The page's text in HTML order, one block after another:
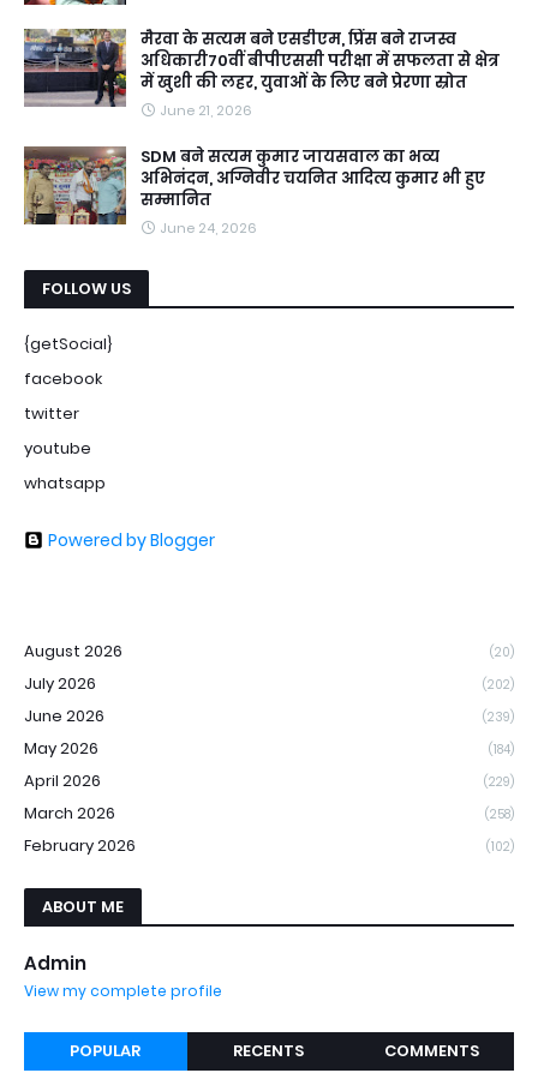
मैरवा के सत्यम बने एसडीएम, प्रिंस बने राजस्व
अधिकारी70वीं बीपीएससी परीक्षा में सफलता से क्षेत्र
में खुशी की लहर, युवाओं के लिए बने प्रेरणा स्रोत
June 21, 2026
SDM बने सत्यम कुमार जायसवाल का भव्य
अभिनंदन, अग्निवीर चयनित आदित्य कुमार भी हुए
सम्मानित
June 24, 2026
FOLLOW US
{getSocial}
facebook
twitter
youtube
whatsapp
Powered by Blogger
August 2026 (20)
July 2026 (202)
June 2026 (239)
May 2026 (184)
April 2026 (229)
March 2026 (258)
February 2026 (102)
ABOUT ME
Admin
View my complete profile
POPULAR RECENTS COMMENTS